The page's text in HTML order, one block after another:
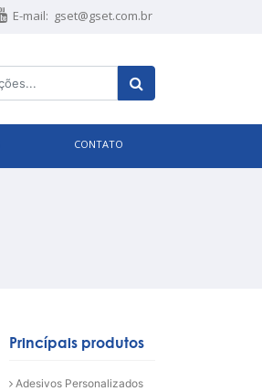
E-mail: gset@gset.com.br
CONTATO
Princípais produtos
Adesivos Personalizados